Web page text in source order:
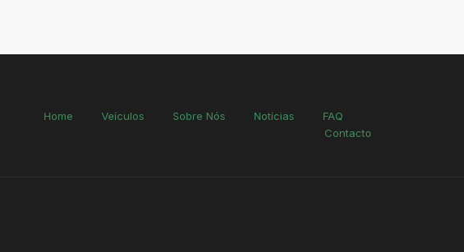
Home Veículos Sobre Nós Notícias
FAQ
Contacto